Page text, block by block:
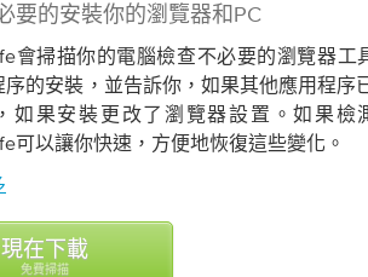
要的安裝你的瀏覽器和PC
會掃描你的電腦檢查不必要的瀏覽器工
序的安裝，並告訴你，如果其他應用程序
如果安裝更改了瀏覽器設置。如果檢
可以讓你快速，方便地恢復這些變化。
現在下載
免費掃描